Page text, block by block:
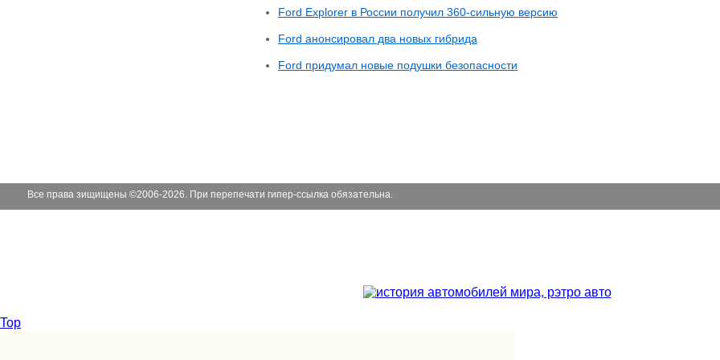
Ford Explorer в России получил 360-сильную версию
Ford анонсировал два новых гибрида
Ford придумал новые подушки безопасности
Все права зищищены ©2006-2026. При перепечати гипер-ссылка обязательна.
Top